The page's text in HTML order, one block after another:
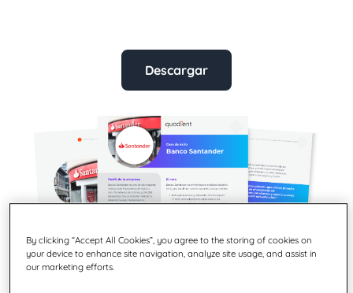
Descargar
By clicking “Accept All Cookies”, you agree to the storing of cookies on
your device to enhance site navigation, analyze site usage, and assist in
our marketing efforts.